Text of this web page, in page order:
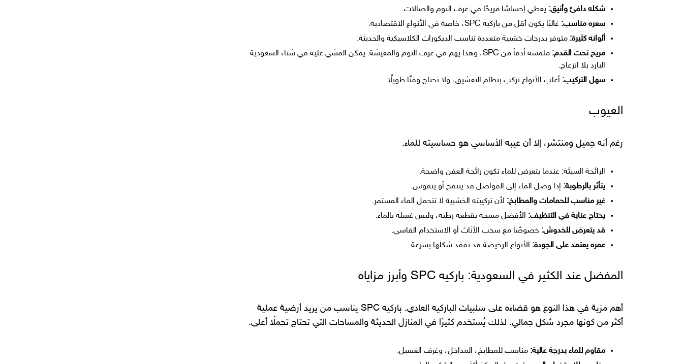
شكله دافئ وأنيق: يعطي إحساسًا مريحًا في غرف النوم والصالات.
سعره مناسب: غالبًا يكون أقل من باركيه SPC، خاصة في الأنواع الاقتصادية.
ألوانه كثيرة: متوفر بدرجات خشبية متعددة تناسب الديكورات الكلاسيكية والحديثة.
مريح تحت القدم:
ملمسه أدفأ من SPC، وهذا يهم في غرف النوم والمعيشة. يمكن المشي عليه في شتاء السعودية
البارد بلا انزعاج.
سهل التركيب: أغلب الأنواع تركب بنظام التعشيق، ولا تحتاج وقتًا طويلًا.
العيوب
رغم أنه جميل ومنتشر، إلا أن عيبه الأساسي هو حساسيته للماء.
الرائحة السيئة: عندما يتعرض للماء تكون رائحة العفن واضحة.
يتأثر بالرطوبة: إذا وصل الماء إلى الفواصل قد ينتفخ أو يتقوس.
غير مناسب للحمامات والمطابخ: لأن تركيبته الخشبية لا تتحمل الماء المستمر.
يحتاج عناية في التنظيف: الأفضل مسحه بقطعة رطبة، وليس غسله بالماء.
قد يتعرض للخدوش: خصوصًا مع سحب الأثاث أو الاستخدام القاسي.
عمره يعتمد على الجودة: الأنواع الرخيصة قد تفقد شكلها بسرعة.
المفضل عند الكثير في السعودية: باركيه SPC وأبرز مزاياه
أهم مزية في هذا النوع هو قضاءه على سلبيات الباركيه العادي. باركيه SPC يناسب من يريد أرضية عملية
أكثر من كونها مجرد شكل جمالي. لذلك يُستخدم كثيرًا في المنازل الحديثة والمساحات التي تحتاج تحملًا أعلى.
مقاوم للماء بدرجة عالية: مناسب للمطابخ، المداخل، وغرف الغسيل.